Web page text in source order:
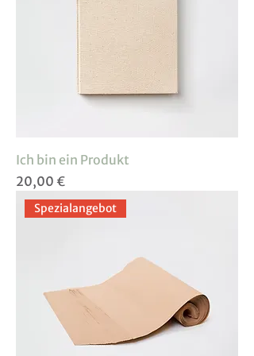
Ich bin ein Produkt
Preis
20,00 €
Spezialangebot